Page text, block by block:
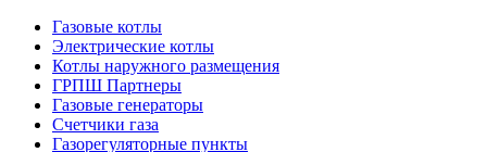
Газовые котлы
Электрические котлы
Котлы наружного размещения
ГРПШ Партнеры
Газовые генераторы
Счетчики газа
Газорегуляторные пункты